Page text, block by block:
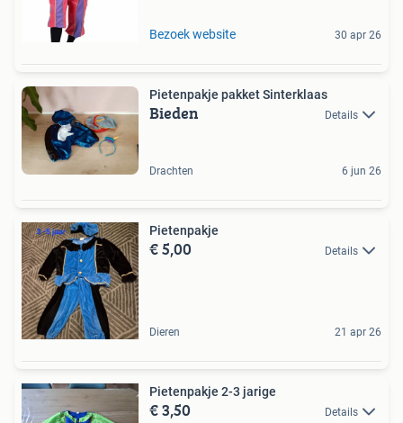
Bezoek website 30 apr 26
Pietenpakje pakket Sinterklaas
Bieden Details
Drachten 6 jun 26
Pietenpakje
€ 5,00 Details
Dieren 21 apr 26
Pietenpakje 2-3 jarige
€ 3,50 Details